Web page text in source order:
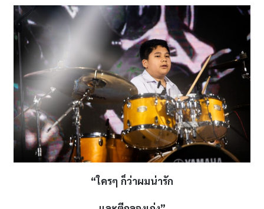
“ใครๆ ก็ว่าผมน่ารัก